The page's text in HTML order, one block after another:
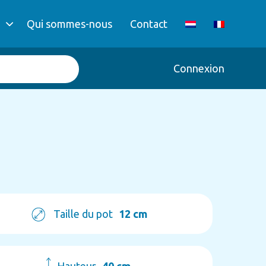
Qui sommes-nous Contact
Connexion
Taille du pot 12 cm